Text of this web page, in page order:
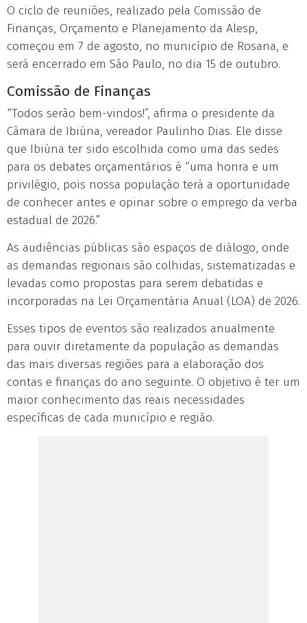
O ciclo de reuniões, realizado pela Comissão de
Finanças, Orçamento e Planejamento da Alesp,
começou em 7 de agosto, no município de Rosana, e
será encerrado em São Paulo, no dia 15 de outubro.
Comissão de Finanças
“Todos serão bem-vindos!”, afirma o presidente da
Câmara de Ibiúna, vereador Paulinho Dias. Ele disse
que Ibiúna ter sido escolhida como uma das sedes
para os debates orçamentários é “uma honra e um
privilégio, pois nossa população terá a oportunidade
de conhecer antes e opinar sobre o emprego da verba
estadual de 2026.”
As audiências públicas são espaços de diálogo, onde
as demandas regionais são colhidas, sistematizadas e
levadas como propostas para serem debatidas e
incorporadas na Lei Orçamentária Anual (LOA) de 2026.
Esses tipos de eventos são realizados anualmente
para ouvir diretamente da população as demandas
das mais diversas regiões para a elaboração dos
contas e finanças do ano seguinte. O objetivo é ter um
maior conhecimento das reais necessidades
específicas de cada município e região.